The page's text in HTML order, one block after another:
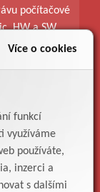
Více o cookies
funkcí
využíváme
používáte,
inzerci a
s dalšími
počítačové
HW a SW.
a
potřeb.